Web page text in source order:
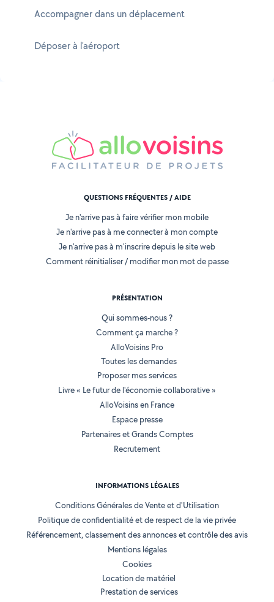
Accompagner dans un déplacement
Déposer à l'aéroport
QUESTIONS FRÉQUENTES / AIDE
Je n'arrive pas à faire vérifier mon mobile
Je n'arrive pas à me connecter à mon compte
Je n'arrive pas à m'inscrire depuis le site web
Comment réinitialiser / modifier mon mot de passe
PRÉSENTATION
Qui sommes-nous ?
Comment ça marche ?
AlloVoisins Pro
Toutes les demandes
Proposer mes services
Livre « Le futur de l'économie collaborative »
AlloVoisins en France
Espace presse
Partenaires et Grands Comptes
Recrutement
INFORMATIONS LÉGALES
Conditions Générales de Vente et d'Utilisation
Politique de confidentialité et de respect de la vie privée
Référencement, classement des annonces et contrôle des avis
Mentions légales
Cookies
Location de matériel
Prestation de services